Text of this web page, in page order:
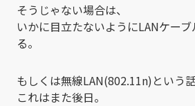
そうじゃない場合は、
いかに目立たないようにLANケー
る。
もしくは無線LAN(802.11n)という
これはまた後日。